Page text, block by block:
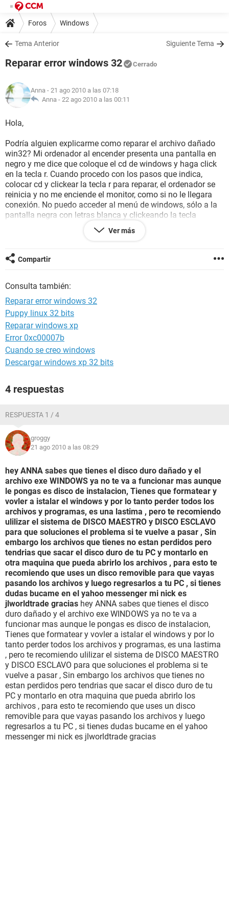
Foros Windows
Tema Anterior Siguiente Tema
Reparar error windows 32 Cerrado
Anna - 21 ago 2010 a las 07:18
Anna - 22 ago 2010 a las 00:11
Hola,
Podría alguien explicarme como reparar el archivo dañado
win32? Mi ordenador al encender presenta una pantalla en
negro y me dice que coloque el cd de windows y haga click
en la tecla r. Cuando procedo con los pasos que indica,
colocar cd y clickear la tecla r para reparar, el ordenador se
reinicia y no me enciende el monitor, como si no le llegara
conexión. No puedo acceder al menú de windows, sólo a la
pantalla negra con letras blanca y clickeando la tecla
supr/del, a la pantalla azul que dice: CMOS Setup Utility
Copyright (c) 1985-2005, American Megatrends, Inc.
Agradeceré cualquier ayuda.
Anna
Ver más
Compartir
Consulta también:
Reparar error windows 32
Puppy linux 32 bits
Reparar windows xp
Error 0xc00007b
Cuando se creo windows
Descargar windows xp 32 bits
4 respuestas
RESPUESTA 1 / 4
groggy
21 ago 2010 a las 08:29
hey ANNA sabes que tienes el disco duro dañado y el
archivo exe WINDOWS ya no te va a funcionar mas aunque
le pongas es disco de instalacion, Tienes que formatear y
vovler a istalar el windows y por lo tanto perder todos los
archivos y programas, es una lastima , pero te recomiendo
ulilizar el sistema de DISCO MAESTRO y DISCO ESCLAVO
para que soluciones el problema si te vuelve a pasar , Sin
embargo los archivos que tienes no estan perdidos pero
tendrias que sacar el disco duro de tu PC y montarlo en
otra maquina que pueda abrirlo los archivos , para esto te
recomiendo que uses un disco removible para que vayas
pasando los archivos y luego regresarlos a tu PC , si tienes
dudas bucame en el yahoo messenger mi nick es
jlworldtrade gracias hey ANNA sabes que tienes el disco
duro dañado y el archivo exe WINDOWS ya no te va a
funcionar mas aunque le pongas es disco de instalacion,
Tienes que formatear y vovler a istalar el windows y por lo
tanto perder todos los archivos y programas, es una lastima
, pero te recomiendo ulilizar el sistema de DISCO MAESTRO
y DISCO ESCLAVO para que soluciones el problema si te
vuelve a pasar , Sin embargo los archivos que tienes no
estan perdidos pero tendrias que sacar el disco duro de tu
PC y montarlo en otra maquina que pueda abrirlo los
archivos , para esto te recomiendo que uses un disco
removible para que vayas pasando los archivos y luego
regresarlos a tu PC , si tienes dudas bucame en el yahoo
messenger mi nick es jlworldtrade gracias